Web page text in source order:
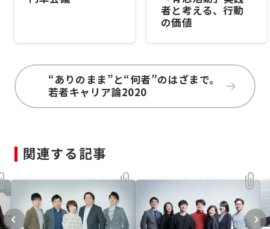
者と考える、行動
の価値
“ありのまま”と“何者”のはざまで。
若者キャリア論2020
関連する記事